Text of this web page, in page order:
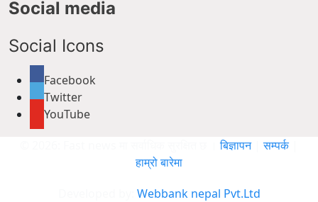
Social media
Social Icons
Facebook
Twitter
YouTube
© 2026: Fast news मा सर्वाधिक सुरक्षित छ ।बिज्ञापन|सम्पर्क
हाम्रो बारेमा
Webbank nepal Pvt.Ltd